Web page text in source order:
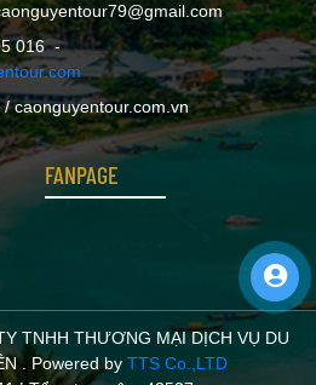
016 -
caonguyentour.com.vn
FANPAGE
TNHH THƯƠNG MẠI DỊCH VỤ DU
. Powered byTTS Co.,LTD